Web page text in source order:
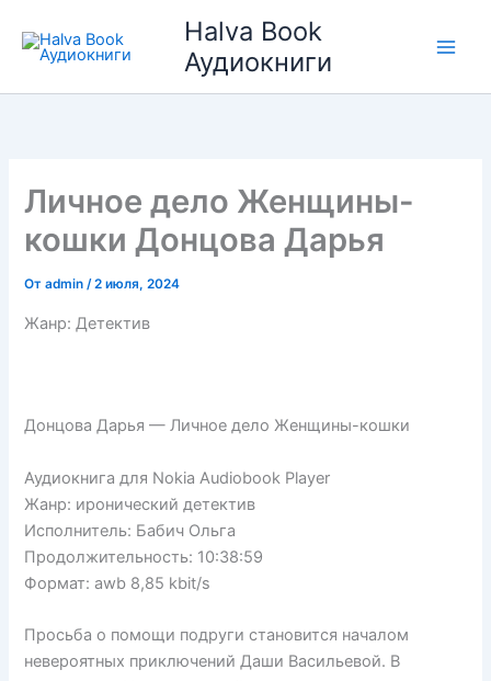
содержимому
Halva Book
Аудиокниги
Личное дело Женщины-
кошки Донцова Дарья
Отadmin/2 июля, 2024
Жанр: Детектив
Донцова Дарья — Личное дело Женщины-кошки
Аудиокнига для Nokia Audiobook Player
Жанр: иронический детектив
Исполнитель: Бабич Ольга
Продолжительность: 10:38:59
Формат: awb 8,85 kbit/s
Просьба о помощи подруги становится началом
невероятных приключений Даши Васильевой. В